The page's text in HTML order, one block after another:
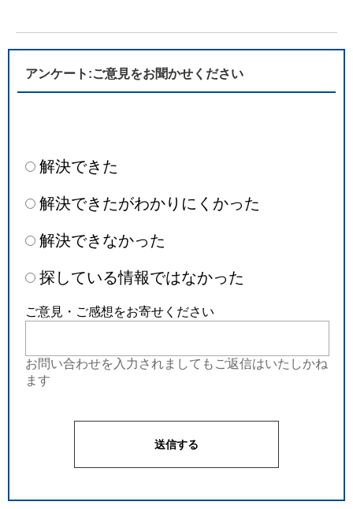
アンケート:ご意見をお聞かせください
解決できた
解決できたがわかりにくかった
解決できなかった
探している情報ではなかった
ご意見・ご感想をお寄せください
お問い合わせを入力されましてもご返信はいたしかね
ます